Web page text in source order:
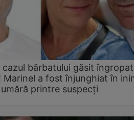
cazul bărbatului găsit
a fost înjunghiat în
printre suspecți